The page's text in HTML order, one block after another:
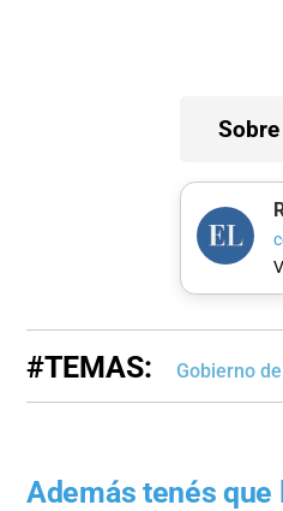
#TEMAS: Gobierno
Además tenés que